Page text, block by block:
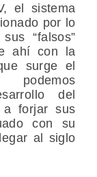
el sistema
por lo
“falsos”
ahí con la
surge el
podemos
del
a forjar sus
con su
al siglo